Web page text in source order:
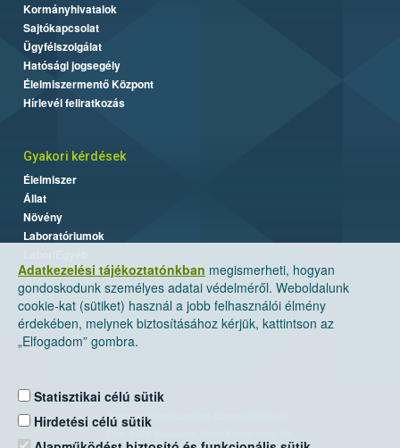
Adatkezelési tájékoztatónkban megismerheti, hogyan
gondoskodunk személyes adatai védelméről. Weboldalunk
cookie-kat (sütiket) használ a jobb felhasználói élmény
érdekében, melynek biztosításához kérjük, kattintson az
„Elfogadom” gombra.
Statisztikai célú sütik
Hirdetési célú sütik
Kormányhivatalok
Sajtókapcsolat
Ügyfélszolgálat
Hatósági jogsegély
Élelmiszermentő Központ
Hírlevél feliratkozás
Gyakori kérdések
Élelmiszer
Állat
Növény
Laboratóriumok
Nemzeti Élelmiszerlánc-biztonsági Hivatal